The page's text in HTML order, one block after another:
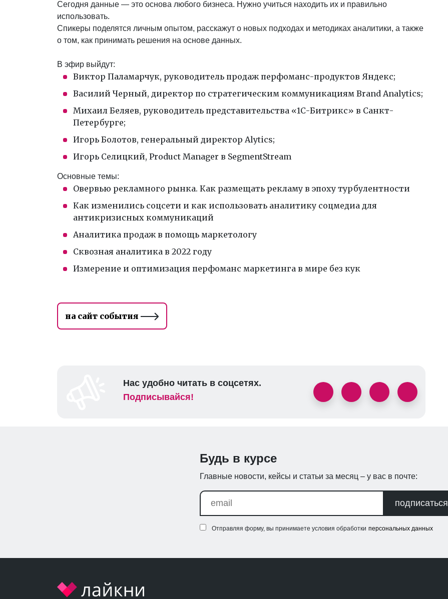
Сегодня данные — это основа любого бизнеса. Нужно учиться находить их и правильно
использовать.
Спикеры поделятся личным опытом, расскажут о новых подходах и методиках аналитики, а также
о том, как принимать решения на основе данных.
В эфир выйдут:
Виктор Паламарчук, руководитель продаж перфоманс-продуктов Яндекс;
Василий Черный, директор по стратегическим коммуникациям Brand Analytics;
Михаил Беляев, руководитель представительства «1С-Битрикс» в Санкт-
Петербурге;
Игорь Болотов, генеральный директор Alytics;
Игорь Селицкий, Product Manager в SegmentStream
Основные темы:
Овервью рекламного рынка. Как размещать рекламу в эпоху турбулентности
Как изменились соцсети и как использовать аналитику соцмедиа для
антикризисных коммуникаций
Аналитика продаж в помощь маркетологу
Сквозная аналитика в 2022 году
Измерение и оптимизация перфоманс маркетинга в мире без кук
на сайт события
Нас удобно читать в соцсетях.
Подписывайся!
Будь в курсе
Главные новости, кейсы и статьи за месяц – у вас в почте:
подписаться
Отправляя форму, вы принимаете условия обработки персональных данных